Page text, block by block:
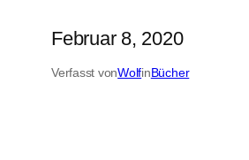
Februar 8, 2020
Verfasst vonWolfinBücher